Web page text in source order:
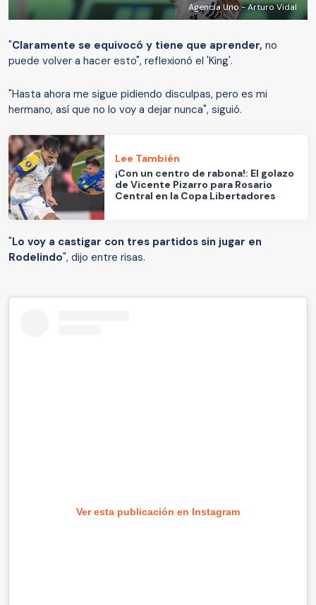
Agencia Uno - Arturo Vidal
"Claramente se equivocó y tiene que aprender, no
puede volver a hacer esto", reflexionó el 'King'.
"Hasta ahora me sigue pidiendo disculpas, pero es mi
hermano, así que no lo voy a dejar nunca", siguió.
Lee También
¡Con un centro de rabona!: El golazo
de Vicente Pizarro para Rosario
Central en la Copa Libertadores
"Lo voy a castigar con tres partidos sin jugar en
Rodelindo", dijo entre risas.
Ver esta publicación en Instagram